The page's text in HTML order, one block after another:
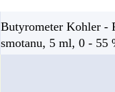
Butyrometer Kohler -
smotanu, 5 ml, 0 - 55